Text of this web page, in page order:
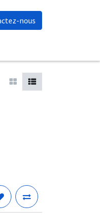
nous